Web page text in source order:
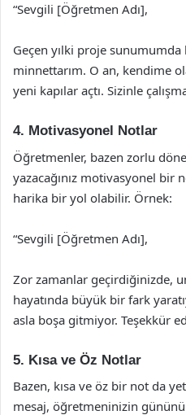
“Sevgili [Öğretmen Adı],
Geçen yılki proje
minnettarım. O an, kendime
yeni kapılar açtı. Sizinle
4. Motivasyonel Notlar
Öğretmenler, bazen zorlu
yazacağınız motivasyonel bir
harika bir yol olabilir. Örnek:
“Sevgili [Öğretmen Adı],
Zor zamanlar geçirdiğinizde,
hayatında büyük bir fark
asla boşa gitmiyor. Teşekkür
5. Kısa ve Öz Notlar
Bazen, kısa ve öz bir not da
mesaj, öğretmeninizin